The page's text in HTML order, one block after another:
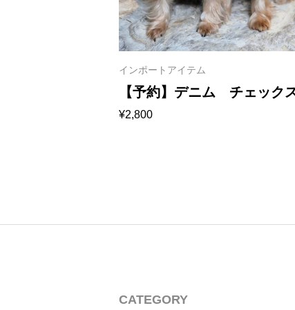
インポートアイテム
【予約】デニム チェック
ト＆リボン 1025
¥2,800
CATEGORY